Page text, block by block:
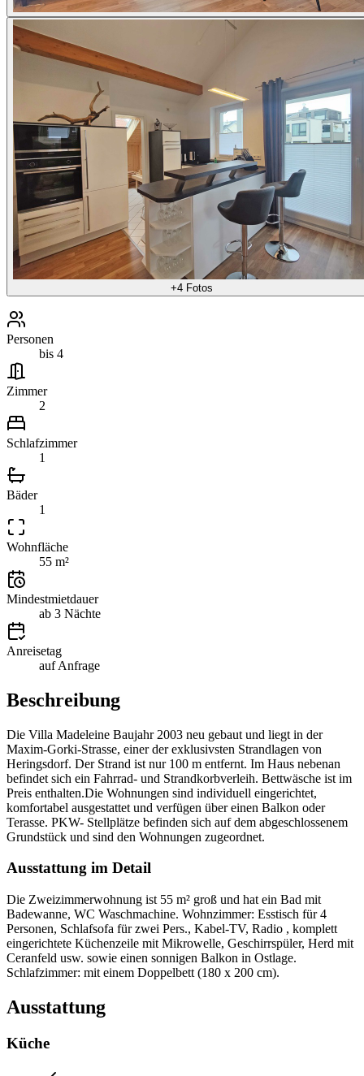
+4 Fotos
Personen
bis 4
Zimmer
2
Schlafzimmer
1
Bäder
1
Wohnfläche
55 m²
Mindestmietdauer
ab 3 Nächte
Anreisetag
auf Anfrage
Beschreibung
Die Villa Madeleine Baujahr 2003 neu gebaut und liegt in der
Maxim-Gorki-Strasse, einer der exklusivsten Strandlagen von
Heringsdorf. Der Strand ist nur 100 m entfernt. Im Haus nebenan
befindet sich ein Fahrrad- und Strandkorbverleih. Bettwäsche ist im
Preis enthalten.Die Wohnungen sind individuell eingerichtet,
komfortabel ausgestattet und verfügen über einen Balkon oder
Terasse. PKW- Stellplätze befinden sich auf dem abgeschlossenem
Grundstück und sind den Wohnungen zugeordnet.
Ausstattung im Detail
Die Zweizimmerwohnung ist 55 m² groß und hat ein Bad mit
Badewanne, WC Waschmachine. Wohnzimmer: Esstisch für 4
Personen, Schlafsofa für zwei Pers., Kabel-TV, Radio , komplett
eingerichtete Küchenzeile mit Mikrowelle, Geschirrspüler, Herd mit
Ceranfeld usw. sowie einen sonnigen Balkon in Ostlage.
Schlafzimmer: mit einem Doppelbett (180 x 200 cm).
Ausstattung
Küche